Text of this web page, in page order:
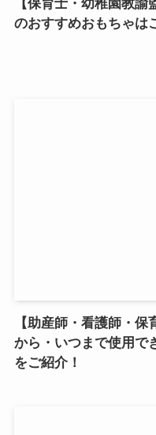
【保育士・幼稚園教
のおすすめおもちゃは
【助産師・看護師・
から・いつまで使用で
をご紹介！